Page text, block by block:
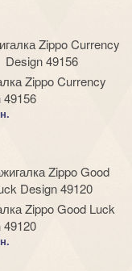
Zippo Currency
49156
Zippo Good Luck
49120